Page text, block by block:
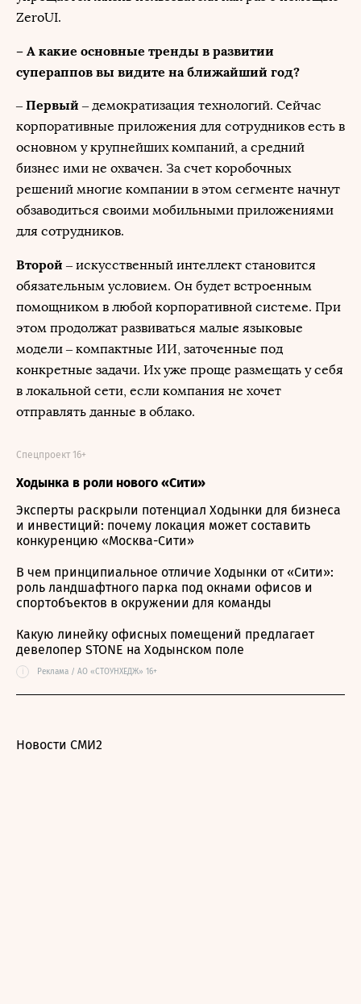
ZeroUI.
– А какие основные тренды в развитии
супераппов вы видите на ближайший год?
– Первый – демократизация технологий. Сейчас
корпоративные приложения для сотрудников есть в
основном у крупнейших компаний, а средний
бизнес ими не охвачен. За счет коробочных
решений многие компании в этом сегменте начнут
обзаводиться своими мобильными приложениями
для сотрудников.
Второй – искусственный интеллект становится
обязательным условием. Он будет встроенным
помощником в любой корпоративной системе. При
этом продолжат развиваться малые языковые
модели – компактные ИИ, заточенные под
конкретные задачи. Их уже проще размещать у себя
в локальной сети, если компания не хочет
отправлять данные в облако.
Ходынка в роли нового «Сити»
Спецпроект 16+
Эксперты раскрыли потенциал Ходынки для бизнеса
и инвестиций: почему локация может составить
конкуренцию «Москва-Сити»
В чем принципиальное отличие Ходынки от «Сити»:
роль ландшафтного парка под окнами офисов и
спортобъектов в окружении для команды
Какую линейку офисных помещений предлагает
девелопер STONE на Ходынском поле
i Реклама / АО «СТОУНХЕДЖ» 16+
Новости СМИ2